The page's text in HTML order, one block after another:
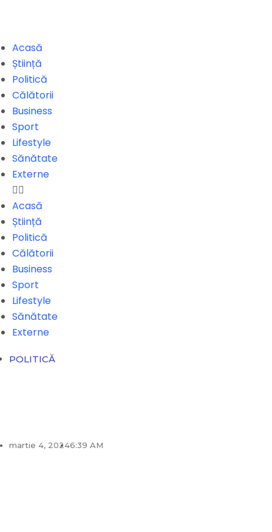
Acasă
Știință
Politică
Călătorii
Business
Sport
Lifestyle
Sănătate
Externe
Acasă
Știință
Politică
Călătorii
Business
Sport
Lifestyle
Sănătate
Externe
POLITICĂ
martie 4, 20246:39 AM